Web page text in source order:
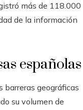
más de 118.000
de la información
españolas
barreras geográficas
su volumen de